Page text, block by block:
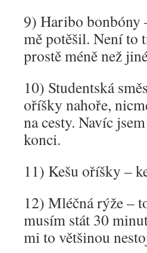
9) Haribo bonbóny
mě potěšil. Není to
prostě méně než
10) Studentská
oříšky nahoře,
na cesty. Navíc
konci.
11) Kešu oříšky –
12) Mléčná rýže –
musím stát 30
mi to většinou